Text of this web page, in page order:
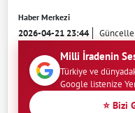
Haber Merkezi
2026-04-21 23:44
Milli İradenin
Türkiye ve
Google listenize
⭐ Bizi